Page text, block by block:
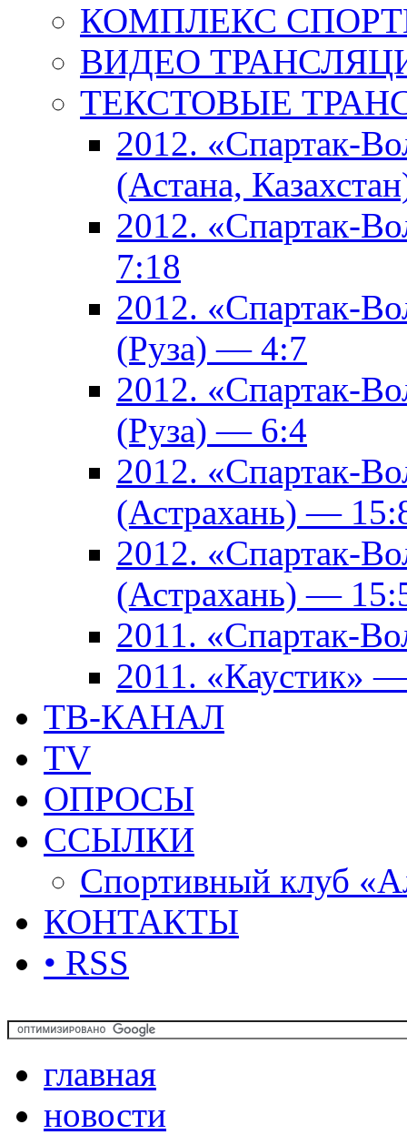
КОМПЛЕКС
ВИДЕО
ТЕКСТОВЫЕ
2012. «Спартак-
(Астана,
2012. «Спартак-
7:18
2012. «Спартак-
(Руза) — 4:7
2012. «Спартак-
(Руза) — 6:4
2012. «Спартак-
(Астрахань) —
2012. «Спартак-
(Астрахань) —
2011. «Спартак-
2011.
ТВ-КАНАЛ
TV
ОПРОСЫ
ССЫЛКИ
Спортивный клуб
КОНТАКТЫ
• RSS
главная
новости